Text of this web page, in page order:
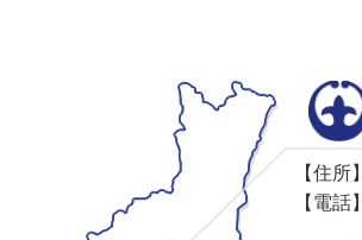
【住所】
【電話】